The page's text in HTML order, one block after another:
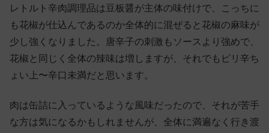
レトルト辛肉調理品は豆板醤が主体の味付けで、こっちに
も花椒が仕込んであるのか全体的に混ぜると花椒の麻味が
少し強くなりました。唐辛子の刺激もソースより強めで、
花椒と同じく全体の辣味は増しますが、それでもピリ辛ち
ょい上〜辛口未満だと思います。
肉は缶詰に入っているような風味だったので、それが苦手
な方は気になるかもしれませんが、全体に満遍なく行き渡